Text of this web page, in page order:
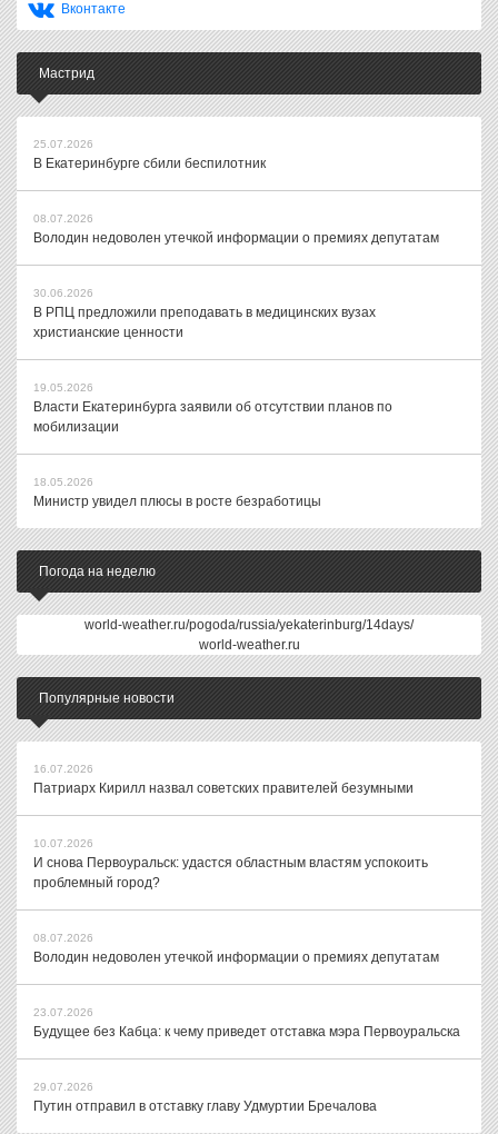
Вконтакте
Мастрид
25.07.2026
В Екатеринбурге сбили беспилотник
08.07.2026
Володин недоволен утечкой информации о премиях депутатам
30.06.2026
В РПЦ предложили преподавать в медицинских вузах
христианские ценности
19.05.2026
Власти Екатеринбурга заявили об отсутствии планов по
мобилизации
18.05.2026
Министр увидел плюсы в росте безработицы
Погода на неделю
world-weather.ru/pogoda/russia/yekaterinburg/14days/
world-weather.ru
Популярные новости
16.07.2026
Патриарх Кирилл назвал советских правителей безумными
10.07.2026
И снова Первоуральск: удастся областным властям успокоить
проблемный город?
08.07.2026
Володин недоволен утечкой информации о премиях депутатам
23.07.2026
Будущее без Кабца: к чему приведет отставка мэра Первоуральска
29.07.2026
Путин отправил в отставку главу Удмуртии Бречалова